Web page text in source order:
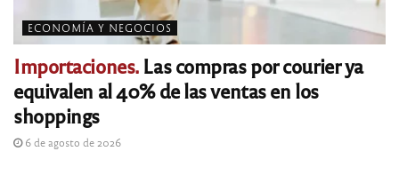
ECONOMÍA Y NEGOCIOS
Importaciones.Las compras por courier ya
equivalen al 40% de las ventas en los
shoppings
6 de agosto de 2026